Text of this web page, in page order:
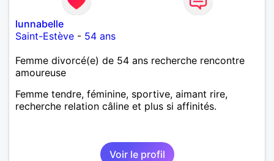
lunnabelle
Saint-Estève - 54 ans
Femme divorcé(e) de 54 ans recherche rencontre
amoureuse
Femme tendre, féminine, sportive, aimant rire,
recherche relation câline et plus si affinités.
Voir le profil